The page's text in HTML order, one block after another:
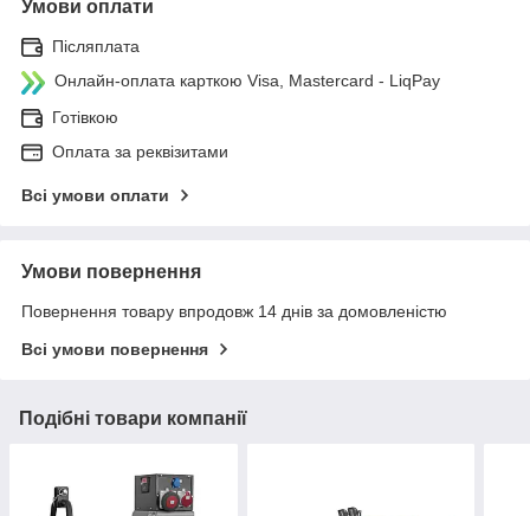
Умови оплати
Післяплата
Онлайн-оплата карткою Visa, Mastercard - LiqPay
Готівкою
Оплата за реквізитами
Всі умови оплати
Умови повернення
Повернення товару впродовж 14 днів за домовленістю
Всі умови повернення
Подібні товари компанії